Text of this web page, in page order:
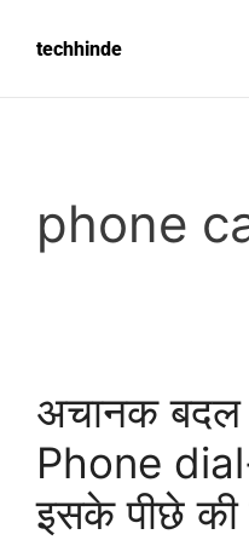
techhinde
phone
अचानक बदल
Phone
इसके पीछे